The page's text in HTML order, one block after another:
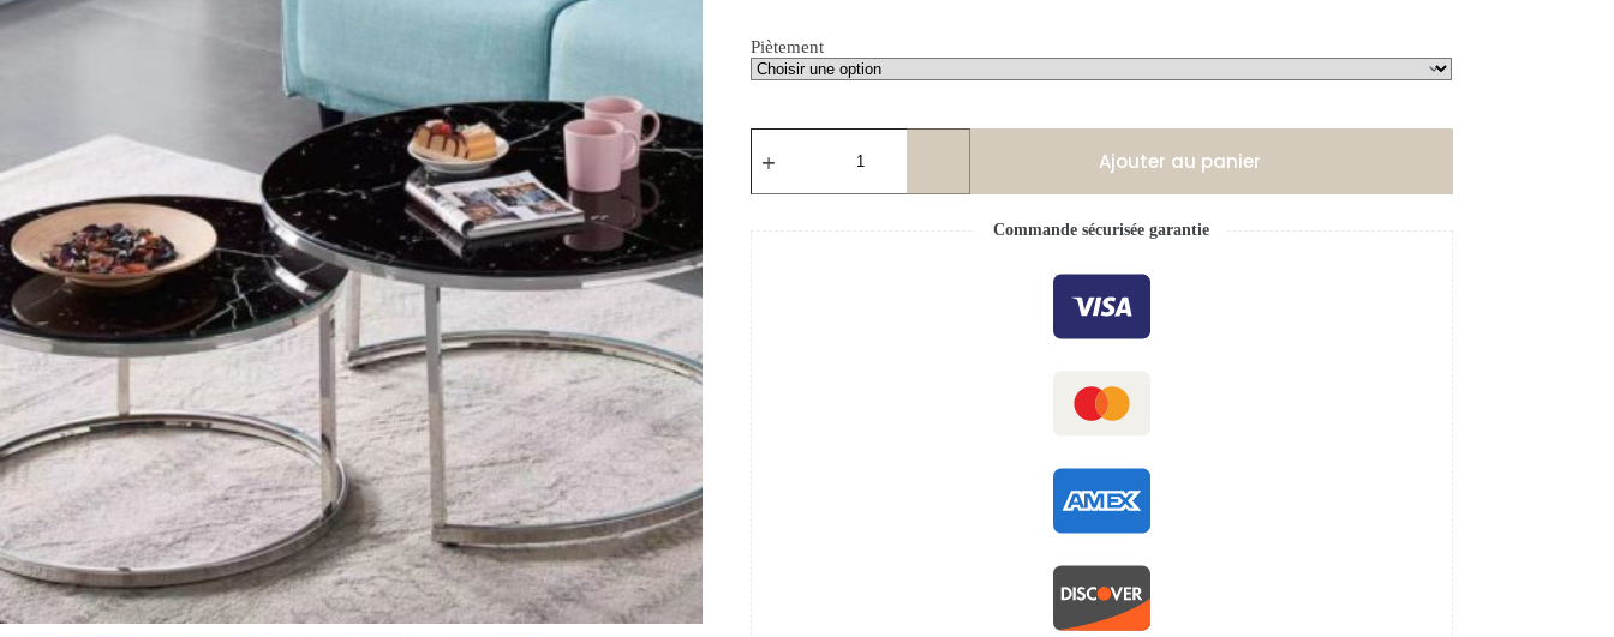
Piètement
Ajouter au panier
Commande sécurisée garantie